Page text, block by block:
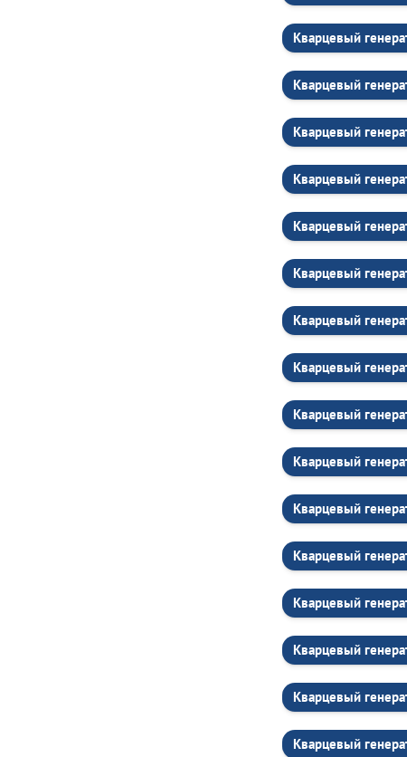
Кварцевый
Кварцевый
Кварцевый
Кварцевый
Кварцевый
Кварцевый
Кварцевый
Кварцевый
Кварцевый
Кварцевый
Кварцевый
Кварцевый
Кварцевый
Кварцевый
Кварцевый
Кварцевый